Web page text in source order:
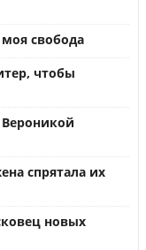
свобода
чтобы
спрятала их
новых